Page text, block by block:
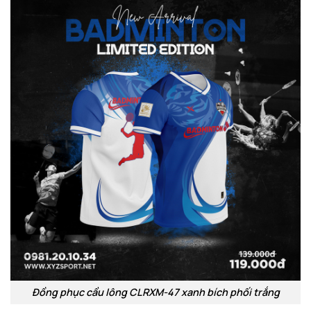
Đồng phục cầu lông CLRXM-47 xanh bích phối trắng